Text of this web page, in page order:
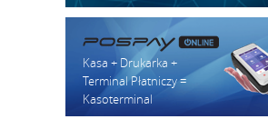
Kasa + Drukarka +
Terminal Płatniczy =
Kasoterminal